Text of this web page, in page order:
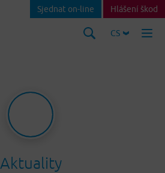
CS
Sjednat on-line Hlášení škod
Aktuality